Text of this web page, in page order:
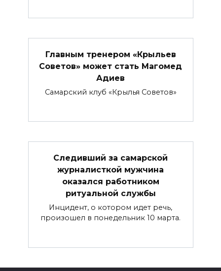
Главным тренером «Крыльев
Советов» может стать Магомед
Адиев
Самарский клуб «Крылья Советов»
Следивший за самарской
журналисткой мужчина
оказался работником
ритуальной службы
Инцидент, о котором идет речь,
произошел в понедельник 10 марта.